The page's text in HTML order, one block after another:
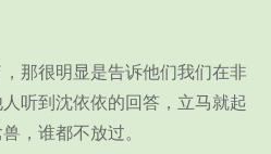
很明显是告诉他们我们在非
听到沈依依的回答，立马就起
，谁都不放过。